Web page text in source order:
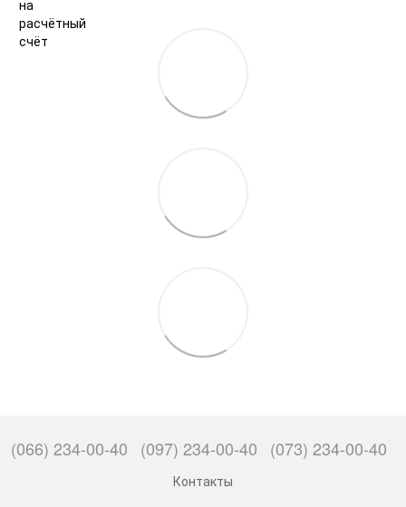
(066) 234-00-40 (097) 234-00-40 (073) 234-00-40
Контакты